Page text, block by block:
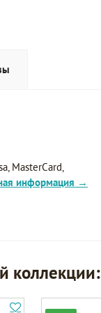
MasterCard,
информация →
коллекции: